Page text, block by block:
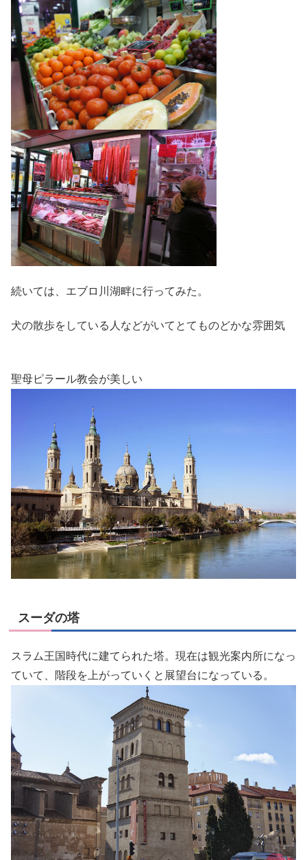
続いては、エブロ川湖畔に行ってみた。
犬の散歩をしている人などがいてとてものどかな雰囲気
聖母ピラール教会が美しい
スーダの塔
スラム王国時代に建てられた塔。現在は観光案内所になっ
ていて、階段を上がっていくと展望台になっている。